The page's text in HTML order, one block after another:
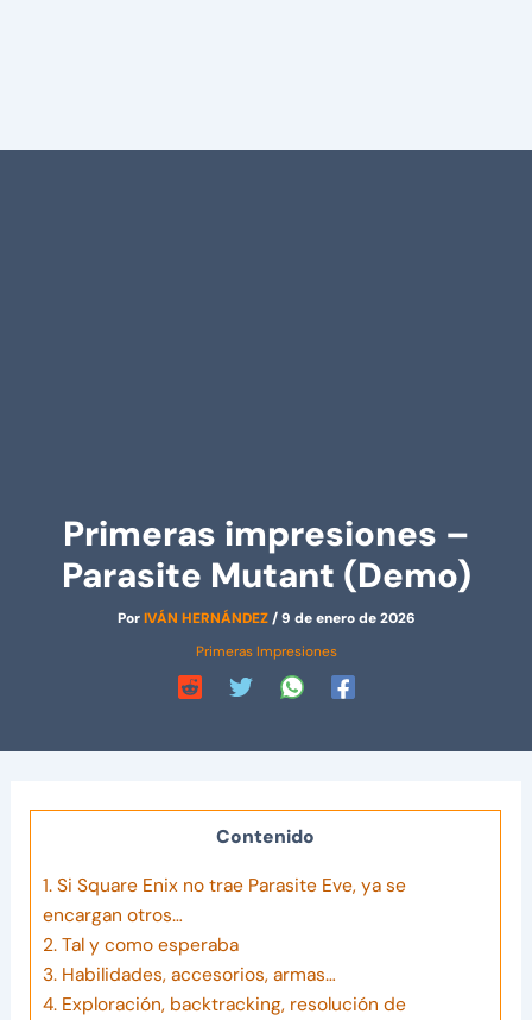
Primeras impresiones –
Parasite Mutant (Demo)
PorIVÁN HERNÁNDEZ/9 de enero de 2026
Primeras Impresiones
Contenido
1. Si Square Enix no trae Parasite Eve, ya se
encargan otros…
2. Tal y como esperaba
3. Habilidades, accesorios, armas…
4. Exploración, backtracking, resolución de